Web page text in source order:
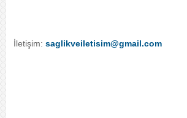
İletişim: saglikveiletisim@gmail.com